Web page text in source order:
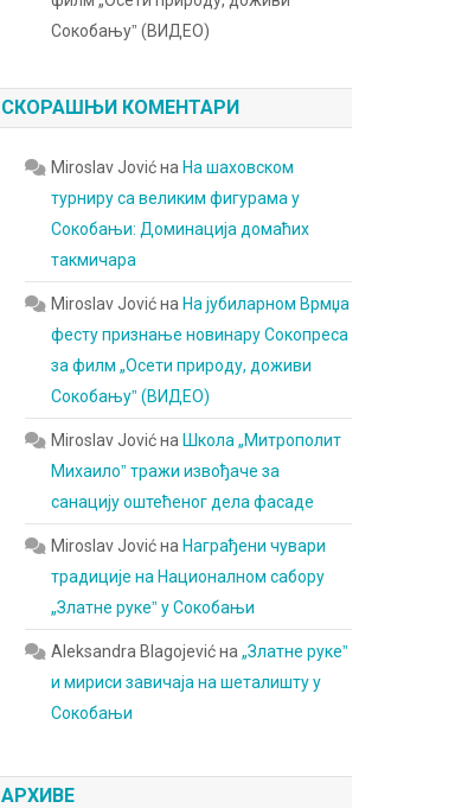
Сокобањуˮ (ВИДЕО)
СКОРАШЊИ КОМЕНТАРИ
Miroslav Jovićна На шаховском
турниру са великим фигурама у
Сокобањи: Доминација домаћих
такмичара
Miroslav Jovićна На јубиларном Врмџа
фесту признање новинару Сокопреса
за филм „Осети природу, доживи
Сокобањуˮ (ВИДЕО)
Miroslav Jovićна Школа „Митрополит
Михаилоˮ тражи извођаче за
санацију оштећеног дела фасаде
Miroslav Jovićна Награђени чувари
традиције на Националном сабору
„Златне рукеˮ у Сокобањи
Aleksandra Blagojevićна„Златне рукеˮ
и мириси завичаја на шеталишту у
Сокобањи
АРХИВЕ